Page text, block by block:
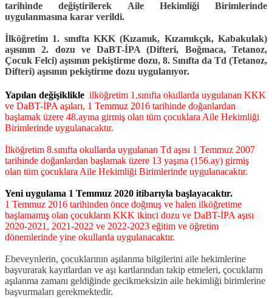
tarihinde değiştirilerek Aile Hekimliği Birimlerinde
uygulanmasına karar verildi.
İlköğretim 1. sınıfta KKK (Kızamık, Kızamıkçık, Kabakulak)
aşısının 2. dozu ve DaBT-İPA (Difteri, Boğmaca, Tetanoz,
Çocuk Felci) aşısının pekiştirme dozu, 8. Sınıfta da Td (Tetanoz,
Difteri) aşısının pekiştirme dozu uygulanıyor.
Yapılan değişiklikle ilköğretim 1.sınıfta okullarda uygulanan KKK
ve DaBT-İPA aşıları, 1 Temmuz 2016 tarihinde doğanlardan
başlamak üzere 48.ayına girmiş olan tüm çocuklara Aile Hekimliği
Birimlerinde uygulanacaktır.
İlköğretim 8.sınıfta okullarda uygulanan Td aşısı 1 Temmuz 2007
tarihinde doğanlardan başlamak üzere 13 yaşına (156.ay) girmiş
olan tüm çocuklara Aile Hekimliği Birimlerinde uygulanacaktır.
Yeni uygulama 1 Temmuz 2020 itibarıyla başlayacaktır.
1 Temmuz 2016 tarihinden önce doğmuş ve halen ilköğretime
başlamamış olan çocukların KKK ikinci dozu ve DaBT-İPA aşısı
2020-2021, 2021-2022 ve 2022-2023 eğitim ve öğretim
dönemlerinde yine okullarda uygulanacaktır.
Ebeveynlerin, çocuklarının aşılanma bilgilerini aile hekimlerine
başvurarak kayıtlardan ve aşı kartlarından takip etmeleri, çocukların
aşılanma zamanı geldiğinde gecikmeksizin aile hekimliği birimlerine
başvurmaları gerekmektedir.